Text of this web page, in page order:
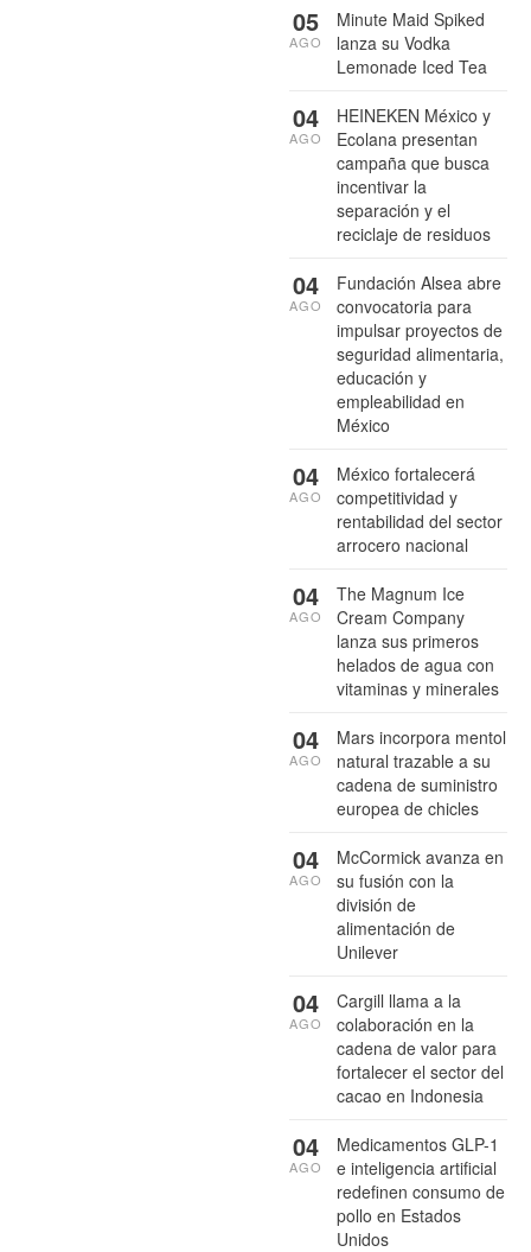
Minute Maid Spiked
lanza su Vodka
Lemonade Iced Tea
05
AGO
HEINEKEN México y
Ecolana presentan
campaña que busca
incentivar la
separación y el
reciclaje de residuos
04
AGO
Fundación Alsea abre
convocatoria para
impulsar proyectos de
seguridad alimentaria,
educación y
empleabilidad en
México
04
AGO
México fortalecerá
competitividad y
rentabilidad del sector
arrocero nacional
04
AGO
The Magnum Ice
Cream Company
lanza sus primeros
helados de agua con
vitaminas y minerales
04
AGO
Mars incorpora mentol
natural trazable a su
cadena de suministro
europea de chicles
04
AGO
McCormick avanza en
su fusión con la
división de
alimentación de
Unilever
04
AGO
Cargill llama a la
colaboración en la
cadena de valor para
fortalecer el sector del
cacao en Indonesia
04
AGO
Medicamentos GLP-1
e inteligencia artificial
redefinen consumo de
pollo en Estados
Unidos
04
AGO